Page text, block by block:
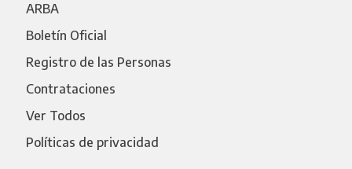
ARBA
Boletín Oficial
Registro de las Personas
Contrataciones
Ver Todos
Políticas de privacidad